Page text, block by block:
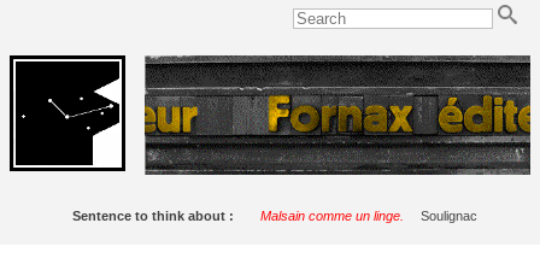
Sentence to think about : Malsain comme un linge. Soulignac